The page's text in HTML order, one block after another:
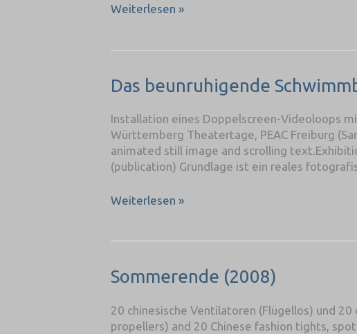
Weiterlesen »
Das beunruhigende
Installation eines Doppelscreen-Videoloops
Württemberg Theatertage, PEAC Freiburg
animated still image and scrolling
(publication) Grundlage ist ein reales
Das
Schwimmbad
(2009)
Weiterlesen »
Sommerende (2008)
20 chinesische Ventilatoren (Flügellos) und
propellers) and 20 Chinese fashion tights,
Sommerende